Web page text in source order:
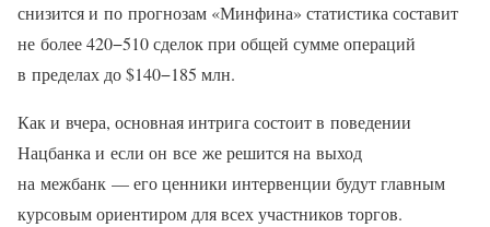
снизится и по прогнозам «Минфина» статистика составит
не более 420−510 сделок при общей сумме операций
в пределах до $140−185 млн.
Как и вчера, основная интрига состоит в поведении
Нацбанка и если он все же решится на выход
на межбанк — его ценники интервенции будут главным
курсовым ориентиром для всех участников торгов.